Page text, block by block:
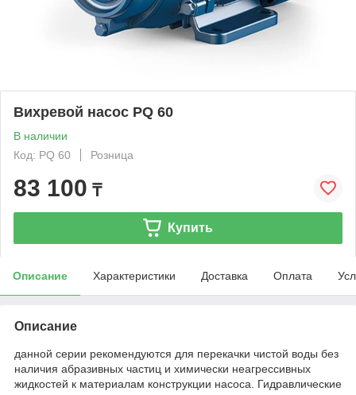
Вихревой насос PQ 60
В наличии
Код: PQ 60
Розница
83 100 ₸
Купить
Описание Характеристики Доставка Оплата
Описание
данной серии рекомендуются для перекачки чистой воды без
наличия абразивных частиц и химически неагрессивных
жидкостей к материалам конструкции насоса. Гидравлические